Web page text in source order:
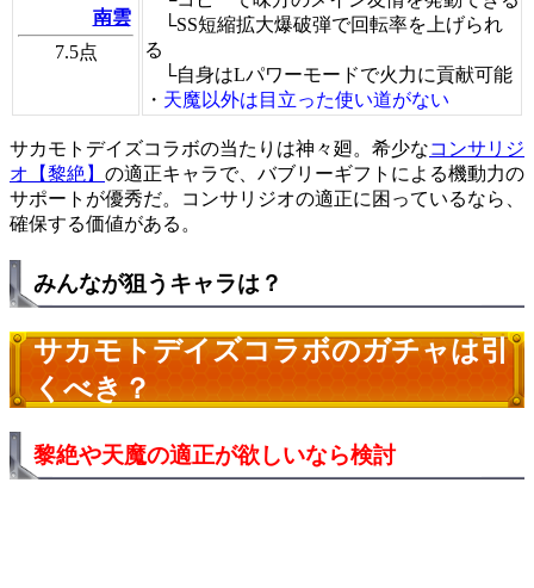
南雲
7.5点
└SS短縮拡大爆破弾で回転率を上げられ
る
└自身はLパワーモードで火力に貢献可能
・ 天魔以外は目立った使い道がない
サカモトデイズコラボの当たりは神々廻。希少なコンサリジ
オ【黎絶】 の適正キャラで、バブリーギフトによる機動力の
サポートが優秀だ。コンサリジオの適正に困っているなら、
確保する価値がある。
みんなが狙うキャラは？
サカモトデイズコラボのガチャは引
くべき？
黎絶や天魔の適正が欲しいなら検討